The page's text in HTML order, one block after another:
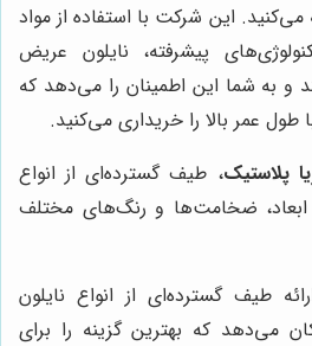
این شرکت با استفاده از مواد
پیشرفته، نایلون عریض
و به شما این اطمینان را می‌دهد که
عمر بالا را خریداری می‌کنید.
پلاستیک، طیف گسترده‌ای از انواع
ابعاد، ضخامت‌ها و رنگ‌های مختلف
طیف گسترده‌ای از انواع نایلون
می‌دهد که بهترین گزینه را برای